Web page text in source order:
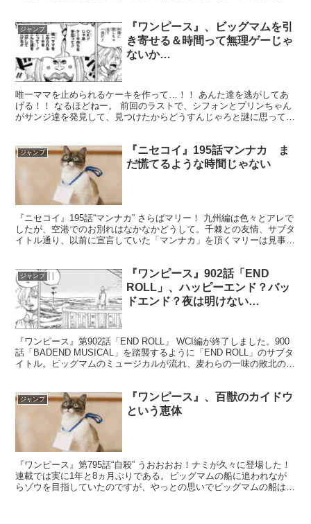
ジャンプ
『ワンピース』、ビッグマムを引
き寄せる＆時間って無理ゲーじゃ
ないか…
唯一ママを止められるケーキを作って…！！ あんた達を逃がしてあ
げる！！ なるほどねー。 前回のラストで、シフォンとプリンちゃん
がサンジ達を発見して、見つけたからどうすんじゃろと謎に思ってた
ジャンプ
『ニセコイ』195話マンナカ ま
だ慌てるような時間じゃない
『ニセコイ』195話“マンナカ” さらばマリー！ 九州編は色々とアレで
したが、空港でのお別れはなかなかどうして。千棘との友情、サブタ
イトル通り、以前に宣言していた「マンナカ」を頂くマリーは見事な
ジャンプ
『ワンピース』902話「END
ROLL」、ハッピーエンド？バッ
ドエンド？夜は明けない…
『ワンピース』第902話「END ROLL」 WCI編が終了しました。900
話「BADEND MUSICAL」を踏襲するように「END ROLL」のサブタ
イトル。ビッグマムのミュージカルが流れ、麦わらの一味の敗北のよ
ジャンプ
『ワンピース』、百獣のカイドウ
という恵体
『ワンピース』第795話“自殺” うおおおお！ナミが久々に登場した！
連載では実に1年と8ヵ月ぶりである。ビッグマムの船に追われなが
らゾウを目指していたのですが、やっとの思いでビッグマムの船はま